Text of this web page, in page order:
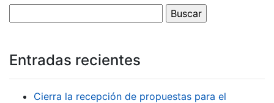
Entradas recientes
Cierra la recepción de propuestas para el